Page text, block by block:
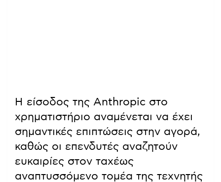
Η είσοδος της Anthropic στο
χρηματιστήριο αναμένεται να έχει
σημαντικές επιπτώσεις στην αγορά,
καθώς οι επενδυτές αναζητούν
ευκαιρίες στον ταχέως
αναπτυσσόμενο τομέα της τεχνητής